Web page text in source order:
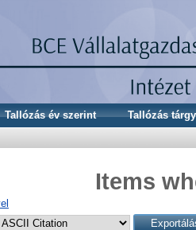
Tallózás év szerint
Tallózás
Items